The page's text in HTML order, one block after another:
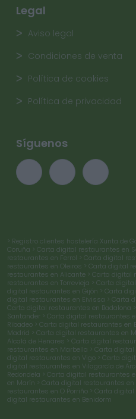
Legal
Aviso legal
Condiciones de venta
Política de cookies
Política de privacidad
Síguenos
> Registro clientes hostelería Xunta de
Coruña > Carta digital restaurantes en
restaurantes en Ferrol > Carta digital
restaurantes en Oleiros > Carta digital
restaurantes en Alicante > Carta digital
restaurantes en Torrevieja > Carta
digital restaurantes en Gijón > Carta
digital restaurantes en Eivissa > Carta
Carta digital restaurantes en Badalona
Santander > Carta digital restaurantes
Ribadeo > Carta digital restaurantes en
Madrid > Carta digital restaurantes en
Alcalá de Henares > Carta digital
restaurantes en Marbella > Carta
digital restaurantes en Vigo > Carta
digital restaurantes en Vilagarcía de
Redondela > Carta digital restaurantes
en Marín > Carta digital restaurantes en
restaurantes en O Porriño > Carta
digital restaurantes en Benidorm